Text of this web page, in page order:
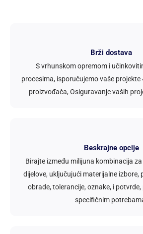
Brži dostava
S vrhunskom opremom i
procesima, isporučujemo vaše projekte
proizvođača, Osiguravanje vaših
Beskrajne opcije
Birajte između milijuna kombinacija
dijelove, uključujući materijalne izbore,
obrade, tolerancije, oznake, i
specifičnim